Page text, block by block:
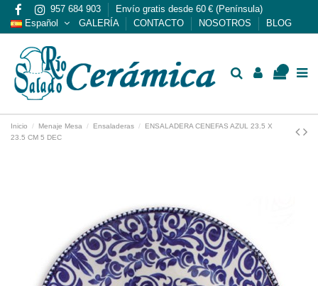
957 684 903
Envío gratis desde 60 € (Península)
Español
GALERÍA CONTACTO NOSOTROS BLOG
Inicio Menaje Mesa Ensaladeras
ENSALADERA CENEFAS AZUL 23.5 X
23.5 CM 5 DEC